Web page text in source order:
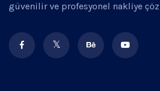
güvenilir ve profesyonel nakliye